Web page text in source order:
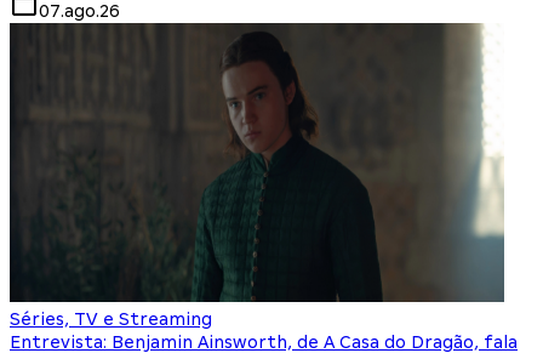
07.ago.26
Séries, TV e Streaming
Entrevista: Benjamin Ainsworth, de A Casa do Dragão, fala